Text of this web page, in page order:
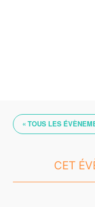
« TOUS LES
CET